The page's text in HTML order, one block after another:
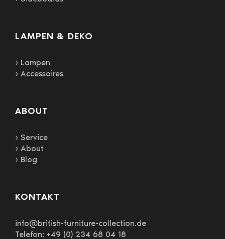
LAMPEN & DEKO
› Lampen
› Accessoires
ABOUT
› Service
› About
› Blog
KONTAKT
info@british-furniture-collection.de
Telefon: +49 (0) 234 68 04 18